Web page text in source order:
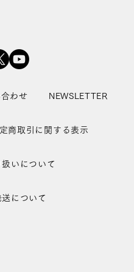
わせ NEWSLETTER
商取引に関する表示
いについて
について